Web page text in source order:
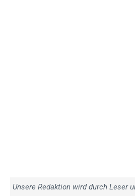
Unsere Redaktion wird durch Leser